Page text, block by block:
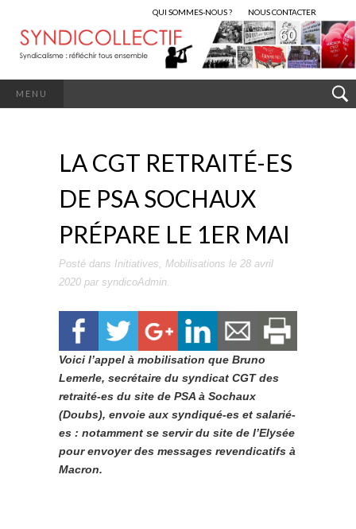
QUI SOMMES-NOUS ? NOUS CONTACTER
MENU
LA CGT RETRAITÉ-ES
DE PSA SOCHAUX
PRÉPARE LE 1ER MAI
Posté dans Initiatives, Mobilisations le 28 avril
2020 par syndicoAdmin.
Voici l’appel à mobilisation que Bruno
Lemerle, secrétaire du syndicat CGT des
retraité-es du site de PSA à Sochaux
(Doubs), envoie aux syndiqué-es et salarié-
es : notamment se servir du site de l’Elysée
pour envoyer des messages revendicatifs à
Macron.